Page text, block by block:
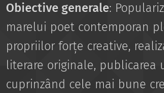
Obiective generale:
marelui poet contemporan
propriilor forțe creative,
literare originale, publicarea
cuprinzând cele mai bune